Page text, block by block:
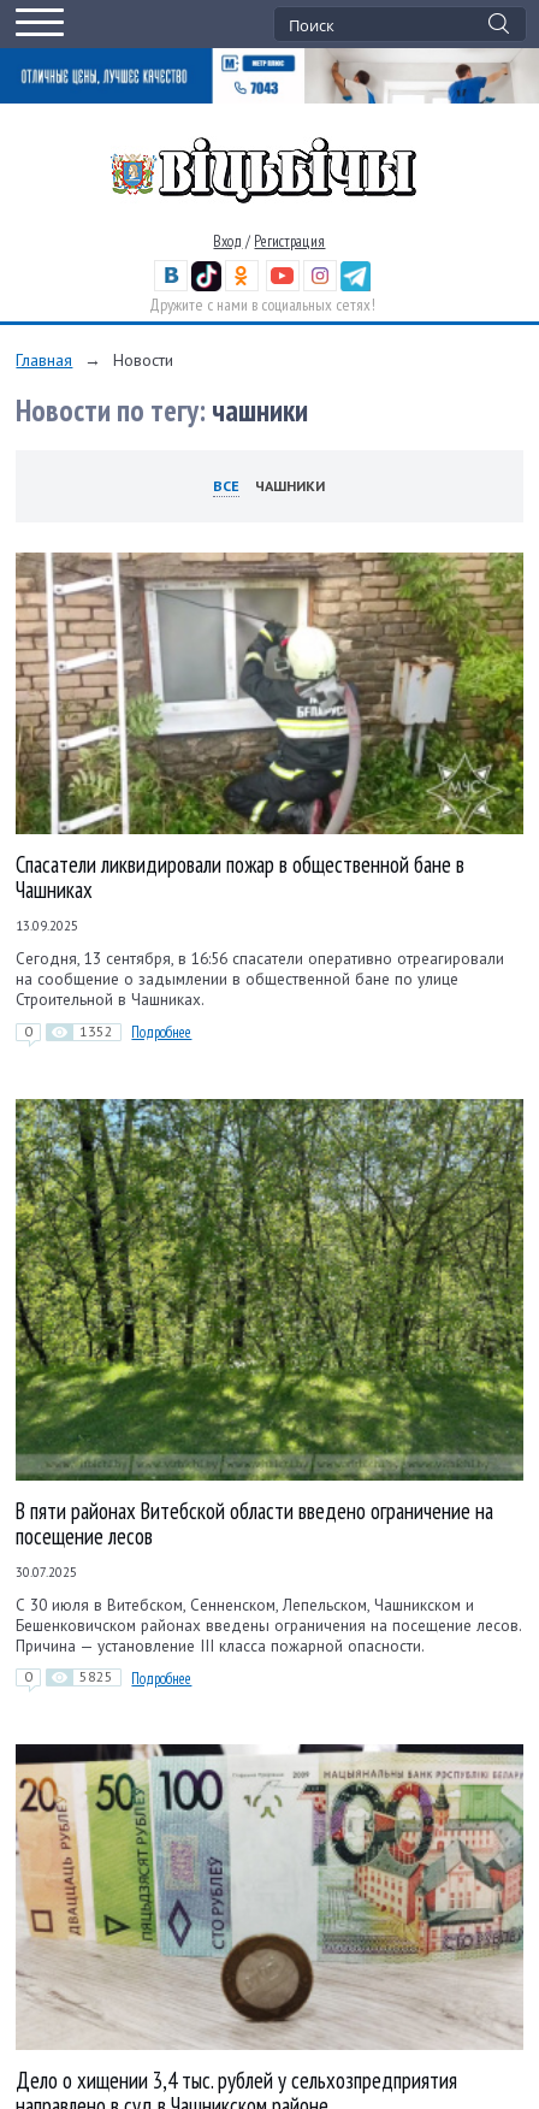
Вход / Регистрация
Дружите с нами в социальных сетях!
Главная → Новости
Новости по тегу: чашники
ВСЕ ЧАШНИКИ
Спасатели ликвидировали пожар в общественной бане в
Чашниках
13.09.2025
Сегодня, 13 сентября, в 16:56 спасатели оперативно отреагировали
на сообщение о задымлении в общественной бане по улице
Строительной в Чашниках.
0 1352 Подробнее
В пяти районах Витебской области введено ограничение на
посещение лесов
30.07.2025
С 30 июля в Витебском, Сенненском, Лепельском, Чашникском и
Бешенковичском районах введены ограничения на посещение лесов.
Причина — установление III класса пожарной опасности.
0 5825 Подробнее
Дело о хищении 3,4 тыс. рублей у сельхозпредприятия